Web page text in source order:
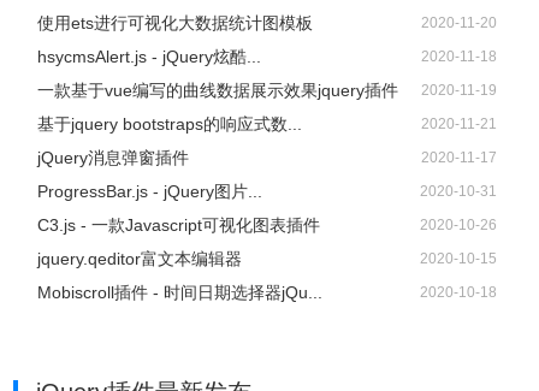
使用ets进行可视化大数据统计图模板 2020-11-20
hsycmsAlert.js - jQuery炫酷... 2020-11-18
一款基于vue编写的曲线数据展示效果jquery插件 2020-11-19
基于jquery bootstraps的响应式数... 2020-11-21
jQuery消息弹窗插件 2020-11-17
ProgressBar.js - jQuery图片... 2020-10-31
C3.js - 一款Javascript可视化图表插件 2020-10-26
jquery.qeditor富文本编辑器 2020-10-15
Mobiscroll插件 - 时间日期选择器jQu... 2020-10-18